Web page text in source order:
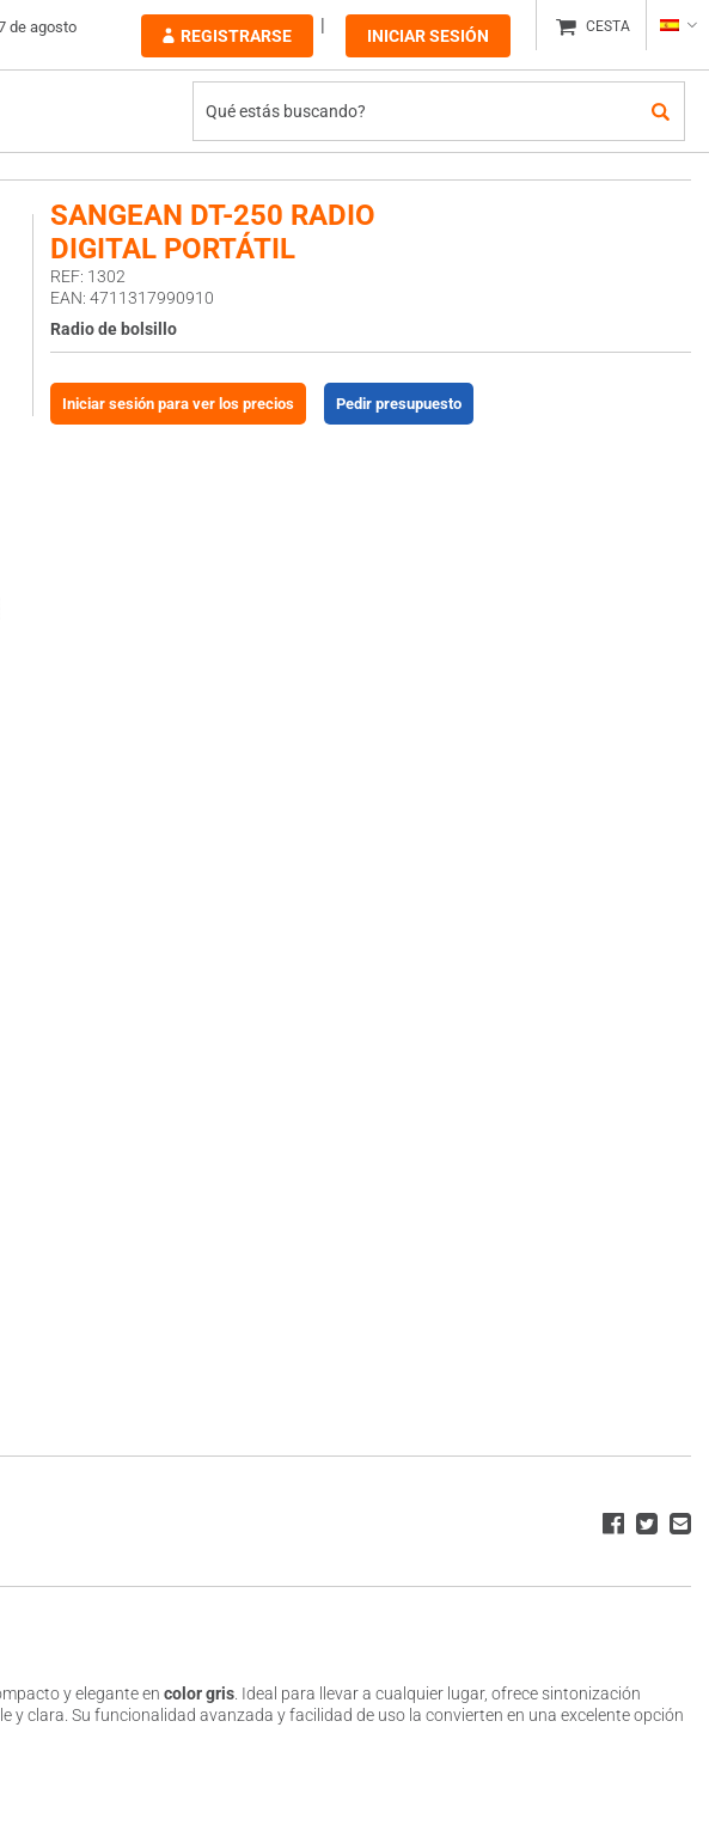
de agosto REGISTRARSE INICIAR SESIÓN CESTA
SANGEAN DT-250 RADIO
DIGITAL PORTÁTIL
REF: 1302
EAN: 4711317990910
Radio de bolsillo
Iniciar sesión para ver los precios Pedir presupuesto
y elegante en color gris . Ideal para llevar a cualquier lugar, ofrece sintonización
y clara. Su funcionalidad avanzada y facilidad de uso la convierten en una excelente opción